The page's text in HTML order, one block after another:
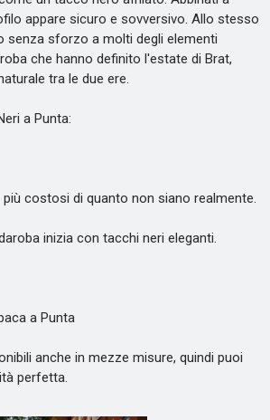
appare sicuro e sovversivo. Allo stesso
senza sforzo a molti degli elementi
che hanno definito l'estate di Brat,
tra le due ere.
a Punta:
costosi di quanto non siano realmente.
inizia con tacchi neri eleganti.
a Punta
anche in mezze misure, quindi puoi
perfetta.